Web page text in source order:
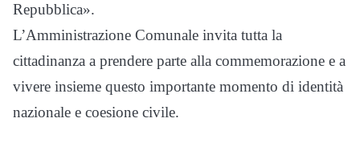
Repubblica».
L’Amministrazione Comunale invita tutta la
cittadinanza a prendere parte alla commemorazione e a
vivere insieme questo importante momento di identità
nazionale e coesione civile.